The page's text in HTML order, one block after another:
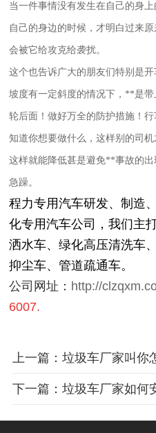
当一件事情没有发生在自己的身
自己的身边的时候，才明白过来
会被它给攻克给袭扰。
这个也告诉广大的朋友们特别是
坡度有一定斜度的情况下，**是
轮后面！做好万全的防护措施！
知道你想要做什么，这样别的司
这样就能降低甚是避免**事故的
急躁。
程力专用汽车研发、制造
化专用汽车公司，我们主
洒水车、绿化高压清洗车
抑尘车、管道疏通车。
公司网址： http://
6007.
上一篇：垃圾车厂家叫你
下一篇：垃圾车厂家如何